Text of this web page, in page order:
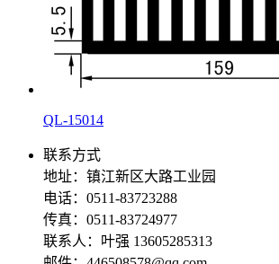
QL-15014
联系方式
地址：镇江新区大路工业园
电话：0511-83723288
传真：0511-83724977
联系人：叶强 13605285313